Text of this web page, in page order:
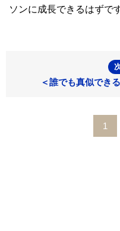
ソンに成長できるはずで
＜誰でも真似でき
1